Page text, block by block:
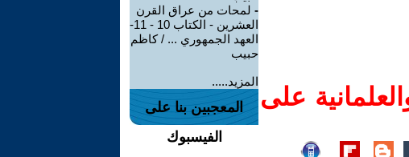
على
- لمحات من عراق القرن
العشرين - الكتاب 10 - 11-
العهد الجمهوري ... / كاظم
حبيب
المزيد.....
المعجبين بنا على
الفيسبوك